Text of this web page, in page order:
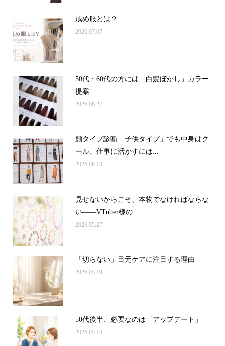
戒め服とは？
2026.07.07
50代・60代の方には「白髪ぼかし」カラー
提案
2026.06.27
顔タイプ診断「子供タイプ」でも中身はク
ール、仕事に活かすには...
2026.06.13
見せないからこそ、本物でなければならな
い――VTuber様の...
2026.05.27
「切らない」目元ケアに注目する理由
2026.05.19
50代後半、必要なのは「アップデート」
2026.05.14